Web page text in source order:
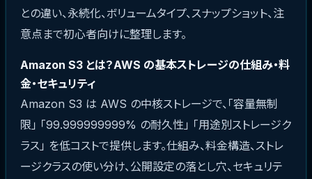
との違い、永続化、ボリュームタイプ、スナップショット、注
意点まで初心者向けに整理します。
Amazon S3 とは？AWS の基本ストレージの仕組み・料
金・セキュリティ
Amazon S3 は AWS の中核ストレージで、「容量無制
限」 「99.999999999% の耐久性」 「用途別ストレージク
ラス」 を低コストで提供します。仕組み、料金構造、ストレ
ージクラスの使い分け、公開設定の落とし穴、セキュリテ